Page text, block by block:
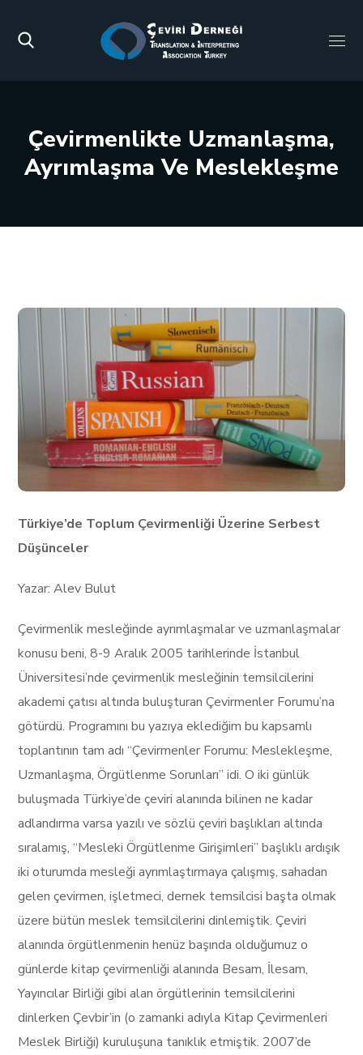
Çevirmenlikte Uzmanlaşma,
Ayrımlaşma Ve Meslekleşme
Türkiye’de Toplum Çevirmenliği Üzerine Serbest
Düşünceler
Yazar: Alev Bulut
Çevirmenlik mesleğinde ayrımlaşmalar ve uzmanlaşmalar
konusu beni, 8-9 Aralık 2005 tarihlerinde İstanbul
Üniversitesi’nde çevirmenlik mesleğinin temsilcilerini
akademi çatısı altında buluşturan Çevirmenler Forumu’na
götürdü. Programını bu yazıya eklediğim bu kapsamlı
toplantının tam adı “Çevirmenler Forumu: Meslekleşme,
Uzmanlaşma, Örgütlenme Sorunları” idi. O iki günlük
buluşmada Türkiye’de çeviri alanında bilinen ne kadar
adlandırma varsa yazılı ve sözlü çeviri başlıkları altında
sıralamış, “Mesleki Örgütlenme Girişimleri” başlıklı ardışık
iki oturumda mesleği ayrımlaştırmaya çalışmış, sahadan
gelen çevirmen, işletmeci, dernek temsilcisi başta olmak
üzere bütün meslek temsilcilerini dinlemiştik. Çeviri
alanında örgütlenmenin henüz başında olduğumuz o
günlerde kitap çevirmenliği alanında Besam, İlesam,
Yayıncılar Birliği gibi alan örgütlerinin temsilcilerini
dinlerken Çevbir’in (o zamanki adıyla Kitap Çevirmenleri
Meslek Birliği) kuruluşuna tanıklık etmiştik. 2007’de